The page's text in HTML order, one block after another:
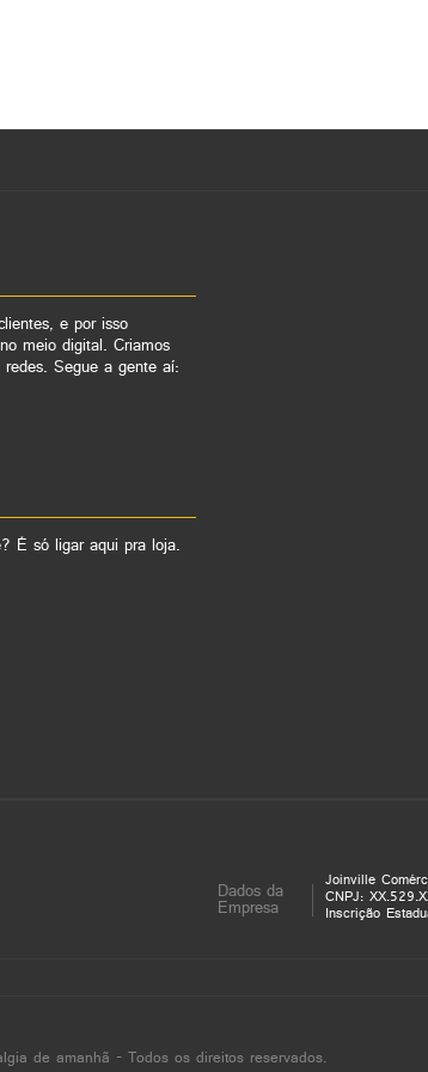
e por isso
meio digital. Criamos
Segue a gente aí:
É só ligar aqui pra loja.
Dados da
Empresa
Joinville
CNPJ:
Inscrição
de amanhã - Todos os direitos reservados.